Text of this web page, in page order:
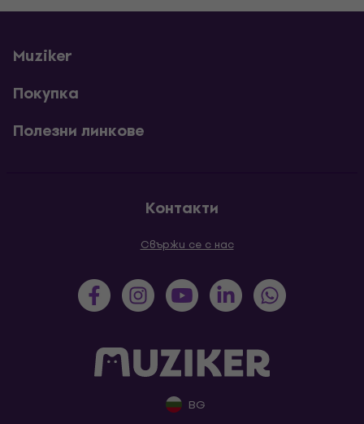
Muziker
Покупка
Полезни линкове
Контакти
Свържи се с нас
BG